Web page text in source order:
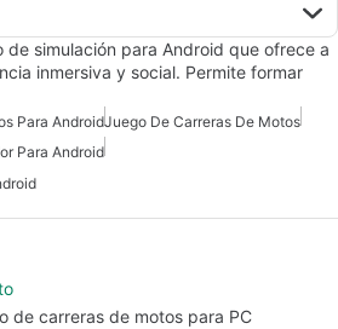
de simulación para Android que ofrece a
inmersiva y social. Permite formar
Para AndroidJuego De Carreras De Motos
Para Android
de carreras de motos para PC